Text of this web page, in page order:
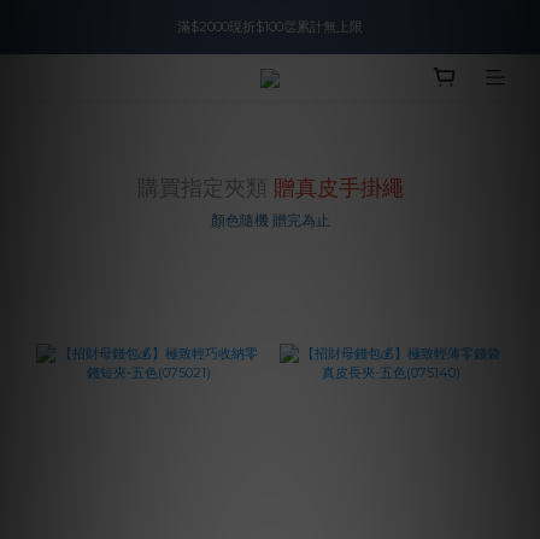
入會即領$888購物金🙌
滿$2000現折$100👏累計無上限
入會即領$888購物金🙌
購買指定夾類 贈真皮手掛繩
顏色隨機 贈完為止